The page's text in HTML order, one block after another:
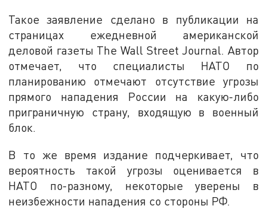
Такое заявление сделано в публикации на
страницах ежедневной американской
деловой газеты The Wall Street Journal. Автор
отмечает, что специалисты НАТО по
планированию отмечают отсутствие угрозы
прямого нападения России на какую-либо
приграничную страну, входящую в военный
блок.
В то же время издание подчеркивает, что
вероятность такой угрозы оценивается в
НАТО по-разному, некоторые уверены в
неизбежности нападения со стороны РФ.